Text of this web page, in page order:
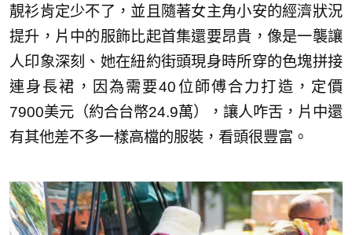
靚衫肯定少不了，並且隨著女主角小安的經濟狀況
提升，片中的服飾比起首集還要昂貴，像是一襲讓
人印象深刻、她在紐約街頭現身時所穿的色塊拼接
連身長裙，因為需要40位師傅合力打造，定價
7900美元（約合台幣24.9萬），讓人咋舌，片中還
有其他差不多一樣高檔的服裝，看頭很豐富。